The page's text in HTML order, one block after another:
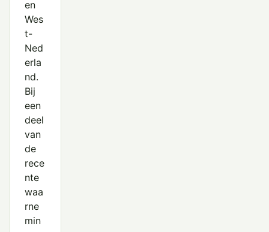
en
Wes
t-
Ned
erla
nd.
Bij
een
deel
van
de
rece
nte
waa
rne
min